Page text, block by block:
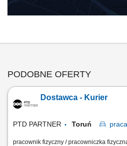
PODOBNE OFERTY
Dostawca - Kurier
PTD PARTNER Toruń praca
pracownik fizyczny / pracowniczka